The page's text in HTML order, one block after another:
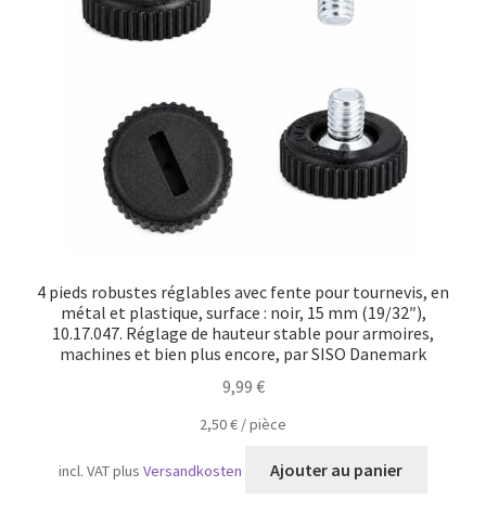
4 pieds robustes réglables avec fente pour tournevis, en
métal et plastique, surface : noir, 15 mm (19/32″),
10.17.047. Réglage de hauteur stable pour armoires,
machines et bien plus encore, par SISO Danemark
9,99 €
2,50€ /pièce
incl. VATplusVersandkosten Ajouter au panier